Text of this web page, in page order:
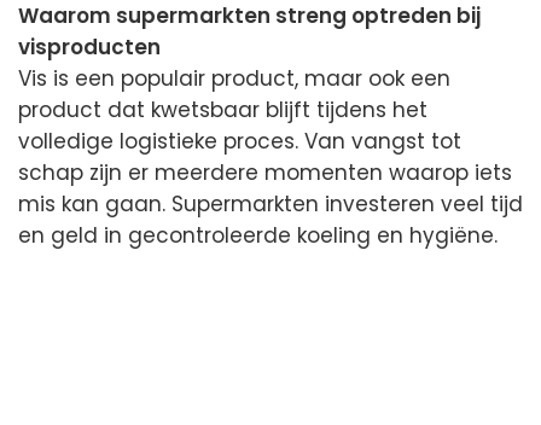
Waarom supermarkten streng optreden bij
visproducten
Vis is een populair product, maar ook een
product dat kwetsbaar blijft tijdens het
volledige logistieke proces. Van vangst tot
schap zijn er meerdere momenten waarop iets
mis kan gaan. Supermarkten investeren veel tijd
en geld in gecontroleerde koeling en hygiëne.